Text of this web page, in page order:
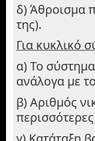
δ) Άθροισμα
της).
Για κυκλικό
α) Το
ανάλογα με
β) Αριθμός
περισσότερες